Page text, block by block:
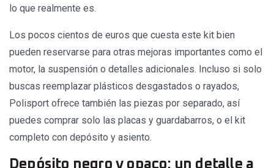
lo que realmente es.
Los pocos cientos de euros que cuesta este kit bien
pueden reservarse para otras mejoras importantes como el
motor, la suspensión o detalles adicionales. Incluso si solo
buscas reemplazar plásticos desgastados o rayados,
Polisport ofrece también las piezas por separado, así
puedes comprar solo las placas y guardabarros, o el kit
completo con depósito y asiento.
Depósito negro y opaco: un detalle a